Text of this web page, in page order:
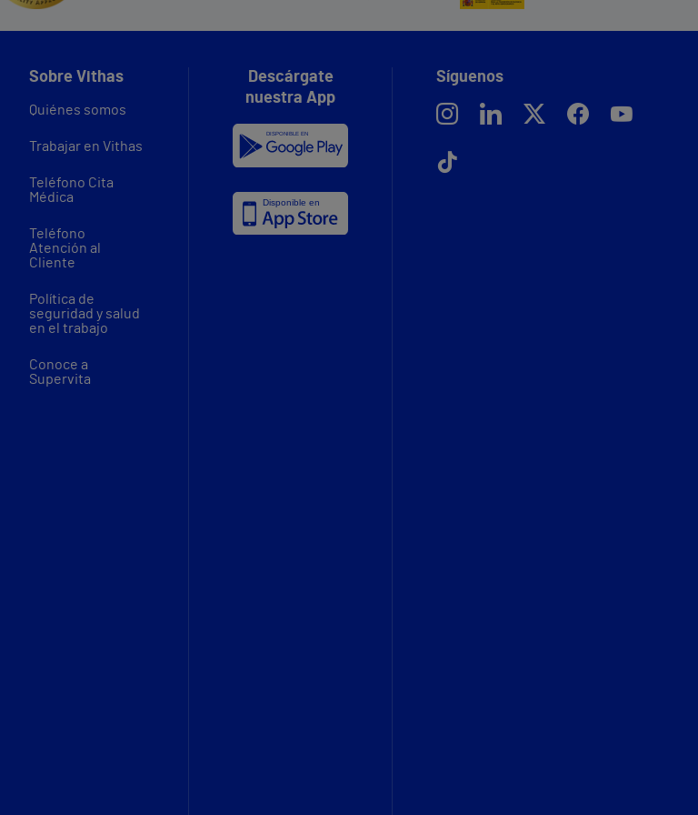
Sobre Vithas
Quiénes somos
Trabajar en Vithas
Teléfono Cita
Médica
Teléfono
Atención al
Cliente
Política de
seguridad y salud
en el trabajo
Conoce a
Supervita
Descárgate
nuestra App
Síguenos